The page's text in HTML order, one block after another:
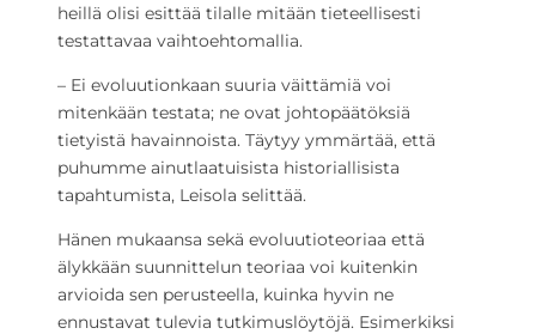
heillä olisi esittää tilalle mitään tieteellisesti
testattavaa vaihtoehtomallia.
– Ei evoluutionkaan suuria väittämiä voi
mitenkään testata; ne ovat johtopäätöksiä
tietyistä havainnoista. Täytyy ymmärtää, että
puhumme ainutlaatuisista historiallisista
tapahtumista, Leisola selittää.
Hänen mukaansa sekä evoluutioteoriaa että
älykkään suunnittelun teoriaa voi kuitenkin
arvioida sen perusteella, kuinka hyvin ne
ennustavat tulevia tutkimuslöytöjä. Esimerkiksi